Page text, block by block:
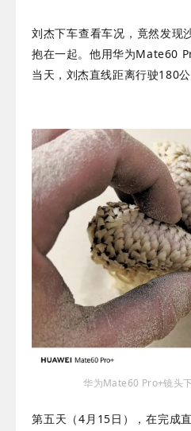
刘杰下车查看车况，竟然发现
抱在一起。他用华为Mate60
当天，刘杰直线距离行驶180公
华为Mate60 Pro+镜头
第五天（4月15日），在完成